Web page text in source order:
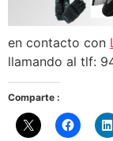
en contacto con
llamando al tlf:
Comparte :